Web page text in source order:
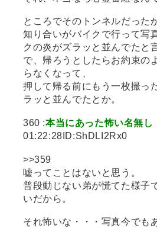
ところでそのトンネルだった
知り合いがバイクで行って写
クの炎がズラッと並んでたと
で、帰ろうとしたらお約束の
らなくなって、
押して帰る前にもう一枚撮っ
ラッと並んでたとか。
360 :本当にあった怖い名無し
01:22:28ID:ShDLI2Rx0
>>359
嘘ってことはないと思う。
普段動じない弟が慌てた様子
いだから。
それ怖いな・・・写真今でも